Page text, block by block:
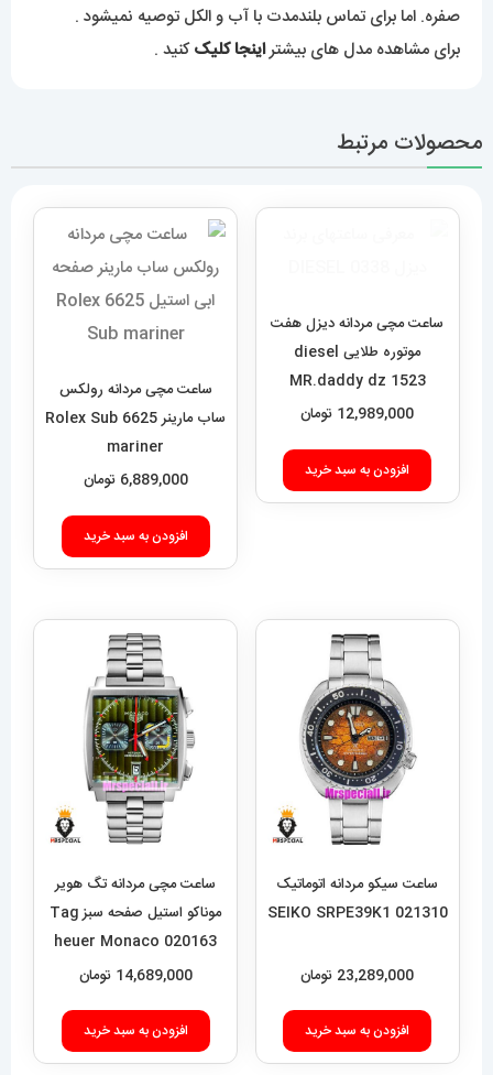
صفره. اما برای تماس بلندمدت با آب و الکل توصیه نمیشود .
برای مشاهده مدل های بیشتراینجا کلیککنید .
محصولات مرتبط
ساعت مچی مردانه دیزل هفت
موتوره طلایی diesel
MR.daddy dz 1523
12,989,000 تومان
افزودن به سبد خرید
ساعت مچی مردانه رولکس
ساب مارینر 6625 Rolex Sub
mariner
6,889,000 تومان
افزودن به سبد خرید
ساعت سیکو مردانه اتوماتیک
021310 SEIKO SRPE39K1
23,289,000 تومان
افزودن به سبد خرید
ساعت مچی مردانه تگ هویر
موناکو استیل صفحه سبز Tag
heuer Monaco 020163
14,689,000 تومان
افزودن به سبد خرید